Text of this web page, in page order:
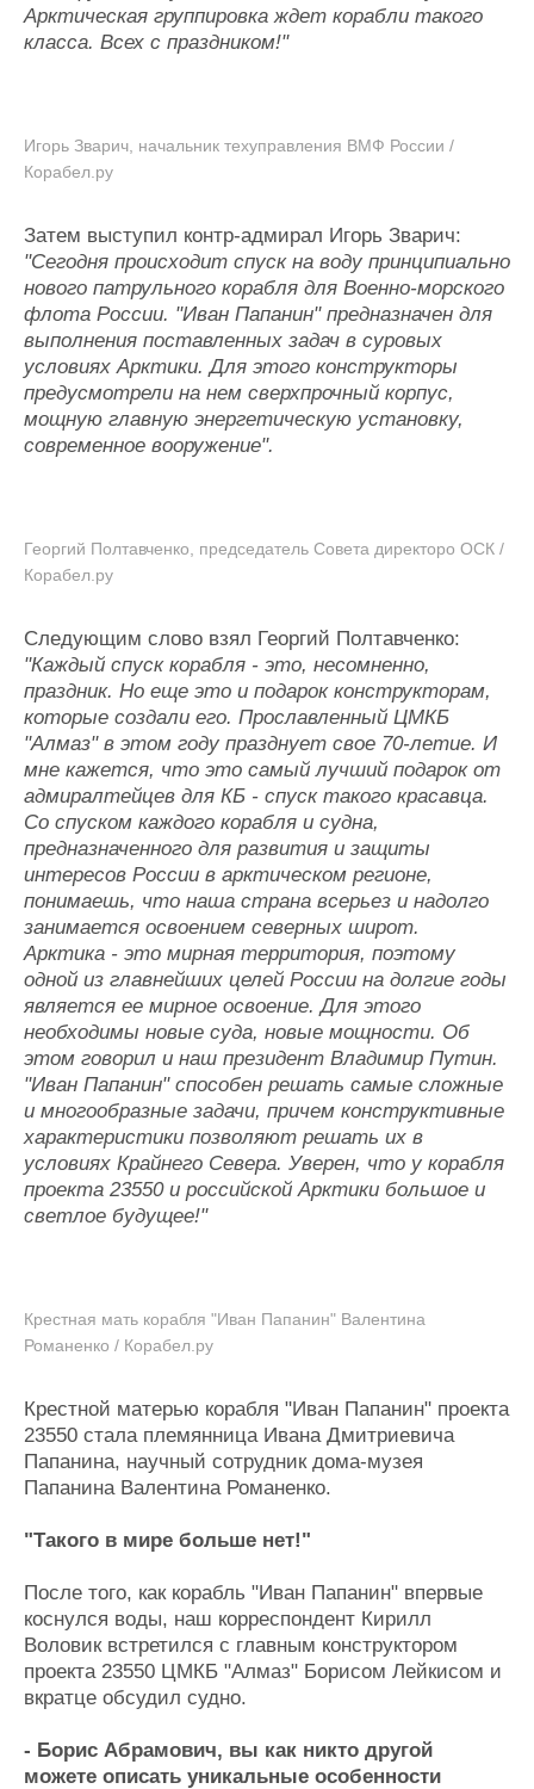
Арктическая группировка ждет корабли такого
класса. Всех с праздником!"
Игорь Зварич, начальник техуправления ВМФ России /
Корабел.ру
Затем выступил контр-адмирал Игорь Зварич:
"Сегодня происходит спуск на воду принципиально
нового патрульного корабля для Военно-морского
флота России. "Иван Папанин" предназначен для
выполнения поставленных задач в суровых
условиях Арктики. Для этого конструкторы
предусмотрели на нем сверхпрочный корпус,
мощную главную энергетическую установку,
современное вооружение".
Георгий Полтавченко, председатель Совета директоро ОСК /
Корабел.ру
Следующим слово взял Георгий Полтавченко:
"Каждый спуск корабля - это, несомненно,
праздник. Но еще это и подарок конструкторам,
которые создали его. Прославленный ЦМКБ
"Алмаз" в этом году празднует свое 70-летие. И
мне кажется, что это самый лучший подарок от
адмиралтейцев для КБ - спуск такого красавца.
Со спуском каждого корабля и судна,
предназначенного для развития и защиты
интересов России в арктическом регионе,
понимаешь, что наша страна всерьез и надолго
занимается освоением северных широт.
Арктика - это мирная территория, поэтому
одной из главнейших целей России на долгие годы
является ее мирное освоение. Для этого
необходимы новые суда, новые мощности. Об
этом говорил и наш президент Владимир Путин.
"Иван Папанин" способен решать самые сложные
и многообразные задачи, причем конструктивные
характеристики позволяют решать их в
условиях Крайнего Севера. Уверен, что у корабля
проекта 23550 и российской Арктики большое и
светлое будущее!"
Крестная мать корабля "Иван Папанин" Валентина
Романенко / Корабел.ру
Крестной матерью корабля "Иван Папанин" проекта
23550 стала племянница Ивана Дмитриевича
Папанина, научный сотрудник дома-музея
Папанина Валентина Романенко.
"Такого в мире больше нет!"
После того, как корабль "Иван Папанин" впервые
коснулся воды, наш корреспондент Кирилл
Воловик встретился с главным конструктором
проекта 23550 ЦМКБ "Алмаз" Борисом Лейкисом и
вкратце обсудил судно.
- Борис Абрамович, вы как никто другой
можете описать уникальные особенности